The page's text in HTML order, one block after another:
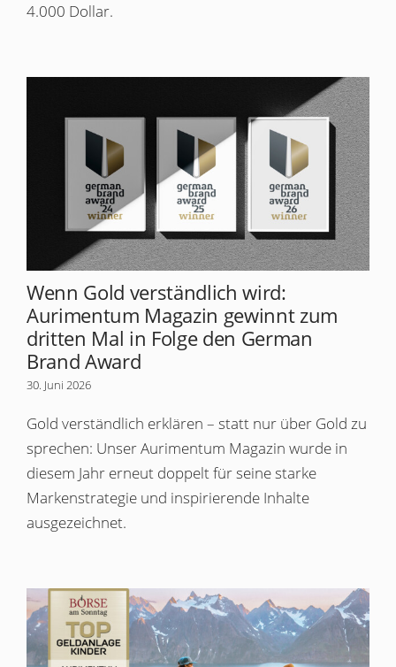
4.000 Dollar.
Wenn Gold verständlich wird:
Aurimentum Magazin gewinnt zum
dritten Mal in Folge den German
Brand Award
30. Juni 2026
Gold verständlich erklären – statt nur über Gold zu
sprechen: Unser Aurimentum Magazin wurde in
diesem Jahr erneut doppelt für seine starke
Markenstrategie und inspirierende Inhalte
ausgezeichnet.